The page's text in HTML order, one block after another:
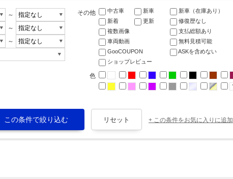
～
～
～
その他 中古車 新車
新車（在庫あり）
新着
更新
修復歴なし
複数画像
支払総額あり
車両動画
無料見積可能
GooCOUPON
ASKを含めない
ショップレビュー
色
+ この条件をお気に入りに追加